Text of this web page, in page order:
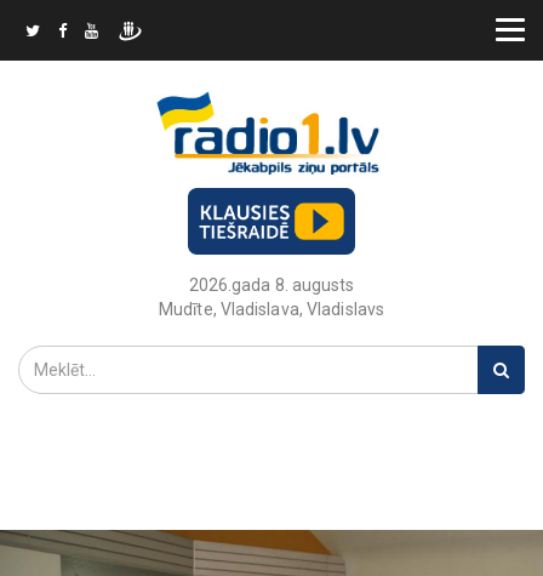
2026.gada 8. augusts
Mudīte, Vladislava, Vladislavs